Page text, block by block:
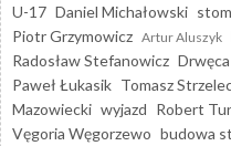
U-17 Daniel Michałowski
Piotr Grzymowicz Artur Aluszyk
Radosław Stefanowicz
Paweł Łukasik Tomasz
Mazowiecki wyjazd Robert
Vęgoria Węgorzewo budowa